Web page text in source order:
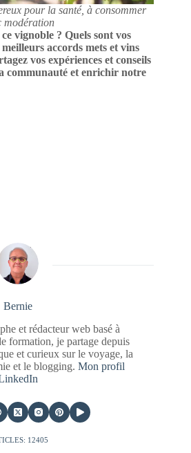
pour la santé, à consommer
modération
vignoble ? Quels sont vos
accords mets et vins
vos expériences et conseils
communauté et enrichir notre
Bernie
et rédacteur web basé à
formation, je partage depuis
et curieux sur le voyage, la
et le blogging. Mon profil
12405